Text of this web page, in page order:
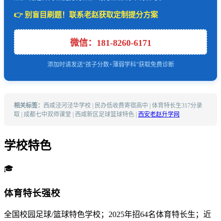
👉 别盲目刷题！联系老赵获取定制提分方案
微信：181-8260-6171
添加时请发送“孩子分数+薄弱学科”获取免费诊断
相关标签： 西咸泾河泾华学校 | 民办低收费寄宿高中 | 体育特长生317分录
取 | 成都七中双师课堂 | 西咸新区足球篮球特色 | 西安老赵升学网
学校特色
🎓
体育特长强校
全国校园足球/篮球特色学校；2025年招64名体育特长生；近